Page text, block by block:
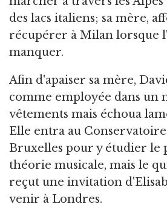
des lacs italiens; sa mère,
récupérer à Milan lorsque
manquer.
Afin d'apaiser sa mère,
comme employée dans un
vêtements mais échoua
Elle entra au
Bruxelles pour y étudier le
théorie musicale, mais le
reçut une invitation
venir à Londres.